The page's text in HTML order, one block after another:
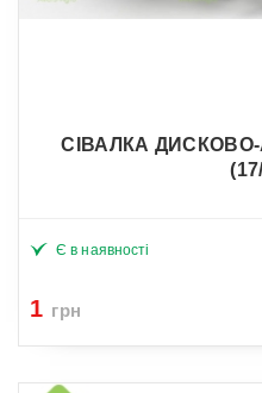
СІВАЛКА ДИСКОВО-
Є в наявності
1 грн